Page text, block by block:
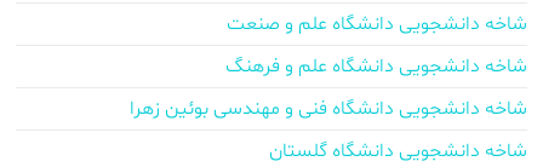
شاخه دانشجویی دانشگاه علم و صنعت
شاخه دانشجویی دانشگاه علم و فرهنگ
شاخه دانشجویی دانشگاه فنی و مهندسی بوئین زهرا
شاخه دانشجویی دانشگاه گلستان